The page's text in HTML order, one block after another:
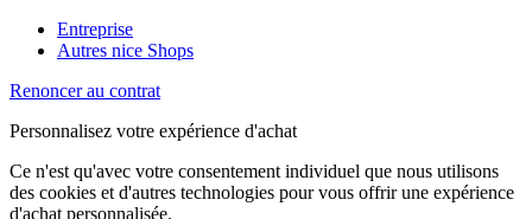
Entreprise
Autres nice Shops
Renoncer au contrat
Personnalisez votre expérience d'achat
Ce n'est qu'avec votre consentement individuel que nous utilisons
des cookies et d'autres technologies pour vous offrir une expérience
d'achat personnalisée.